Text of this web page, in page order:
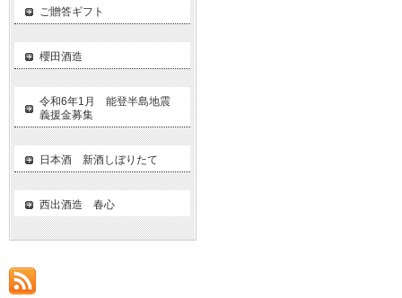
ご贈答ギフト
櫻田酒造
令和6年1月 能登半島地震
義援金募集
日本酒 新酒しぼりたて
西出酒造 春心